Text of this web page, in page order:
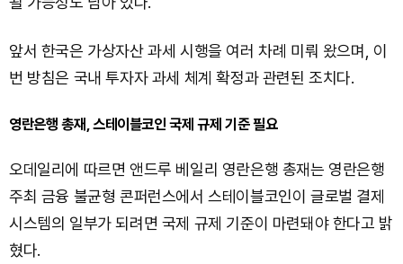
앞서 한국은 가상자산 과세 시행을 여러 차례 미뤄 왔으며, 이
번 방침은 국내 투자자 과세 체계 확정과 관련된 조치다.
영란은행 총재, 스테이블코인 국제 규제 기준 필요
오데일리에 따르면 앤드루 베일리 영란은행 총재는 영란은행
주최 금융 불균형 콘퍼런스에서 스테이블코인이 글로벌 결제
시스템의 일부가 되려면 국제 규제 기준이 마련돼야 한다고 밝
혔다.